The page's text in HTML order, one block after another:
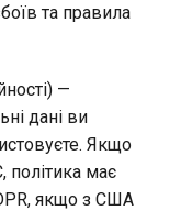
та правила
—
дані ви
Якщо
політика має
якщо з США